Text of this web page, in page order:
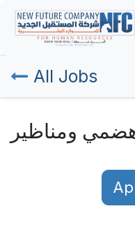
Skip to Content
All Jobs
ومناظير